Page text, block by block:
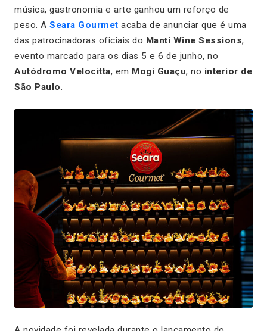
música, gastronomia e arte ganhou um reforço de
peso. A Seara Gourmet acaba de anunciar que é uma
das patrocinadoras oficiais do Manti Wine Sessions,
evento marcado para os dias 5 e 6 de junho, no
Autódromo Velocitta, em Mogi Guaçu, no interior de
São Paulo.